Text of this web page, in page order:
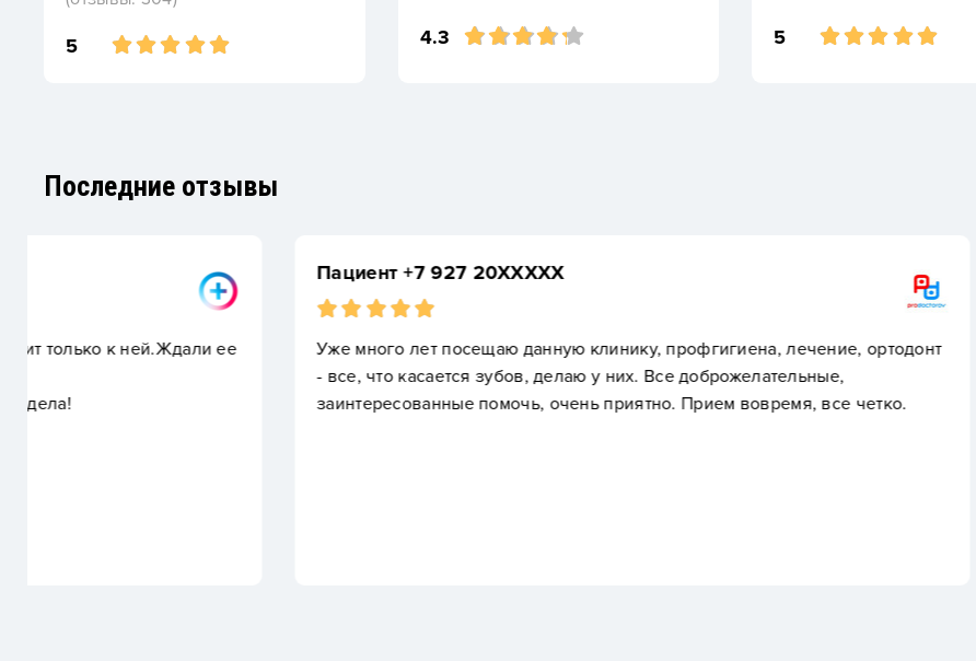
5 4.3 5
Последние отзывы
Пациент +7 927 20XXXXX
Уже много лет посещаю данную клинику, профгигиена, лечение, ортодонт
- все, что касается зубов, делаю у них. Все доброжелательные,
заинтересованные помочь, очень приятно. Прием вовремя, все четко.
Пользователь
Елена Алексеевна
крутой профессионал